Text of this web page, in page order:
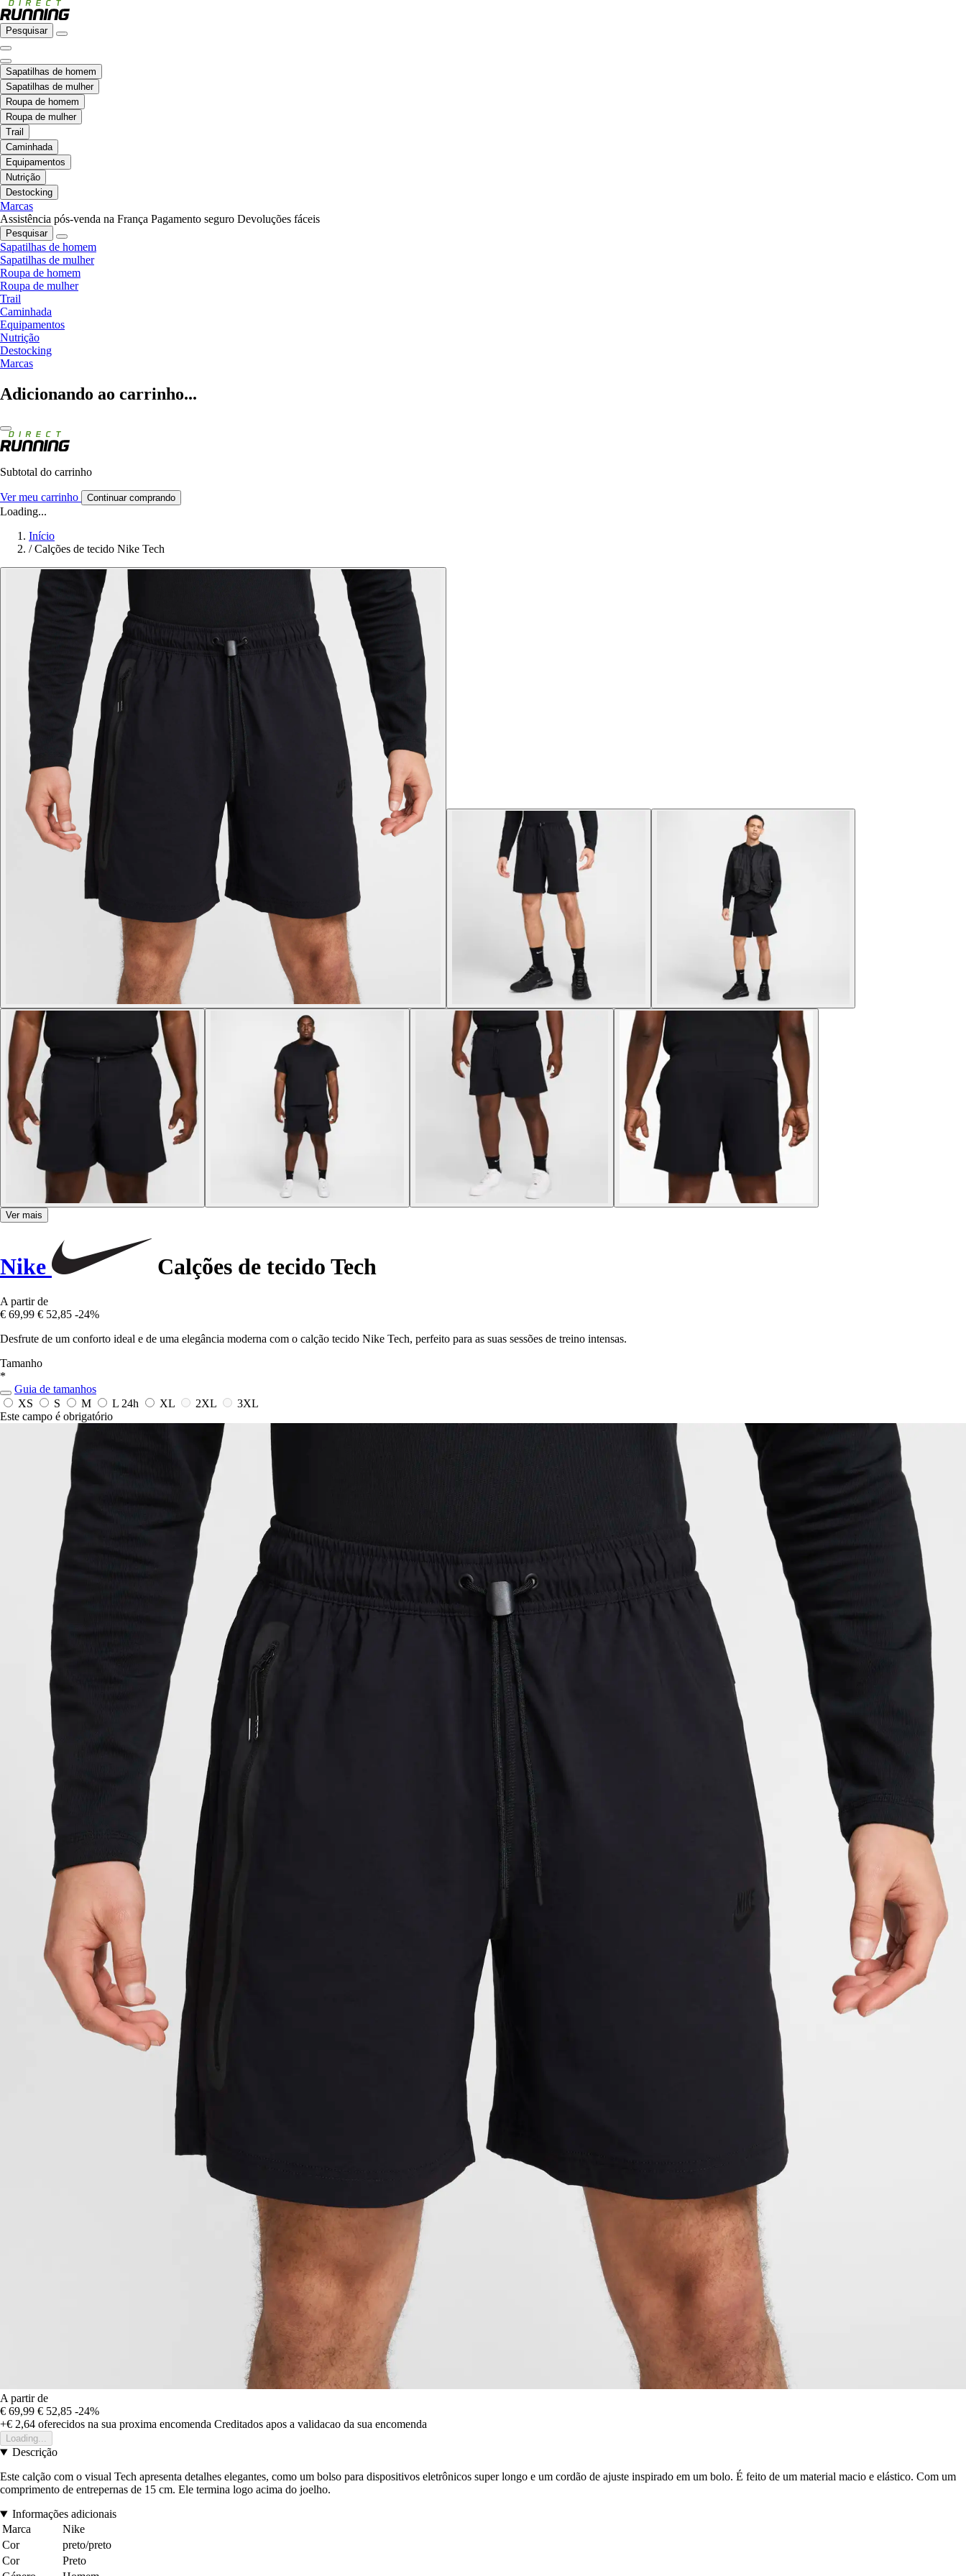
Pesquisar
Sapatilhas de homem
Sapatilhas de mulher
Roupa de homem
Roupa de mulher
Trail
Caminhada
Equipamentos
Nutrição
Destocking
Marcas
Assistência pós-venda na França Pagamento seguro Devoluções fáceis
Pesquisar
Sapatilhas de homem
Sapatilhas de mulher
Roupa de homem
Roupa de mulher
Trail
Caminhada
Equipamentos
Nutrição
Destocking
Marcas
Adicionando ao carrinho...
Subtotal do carrinho
Ver meu carrinho Continuar comprando
Loading...
Início
/ Calções de tecido Nike Tech
Ver mais
Nike Calções de tecido Tech
A partir de
€ 69,99 € 52,85 -24%
Desfrute de um conforto ideal e de uma elegância moderna com o calção tecido Nike Tech, perfeito para as suas sessões de treino intensas.
Tamanho
*
Guia de tamanhos
XS
S M L 24h XL 2XL
3XL
Este campo é obrigatório
A partir de
€ 69,99 € 52,85 -24%
+€ 2,64 oferecidos na sua proxima encomenda Creditados apos a validacao da sua encomenda
Loading...
Descrição
Este calção com o visual Tech apresenta detalhes elegantes, como um bolso para dispositivos eletrônicos super longo e um cordão de ajuste inspirado em um bolo. É feito de um material macio e elástico. Com um
comprimento de entrepernas de 15 cm. Ele termina logo acima do joelho.
Informações adicionais
Marca
Nike
Cor
preto/preto
Cor
Preto